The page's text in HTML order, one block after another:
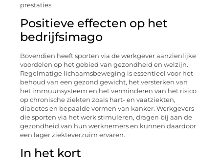
prestaties.
Positieve effecten op het
bedrijfsimago
Bovendien heeft sporten via de werkgever aanzienlijke
voordelen op het gebied van gezondheid en welzijn.
Regelmatige lichaamsbeweging is essentieel voor het
behoud van een gezond gewicht, het versterken van
het immuunsysteem en het verminderen van het risico
op chronische ziekten zoals hart- en vaatziekten,
diabetes en bepaalde vormen van kanker. Werkgevers
die sporten via het werk stimuleren, dragen bij aan de
gezondheid van hun werknemers en kunnen daardoor
een lager ziekteverzuim ervaren.
In het kort